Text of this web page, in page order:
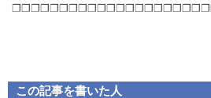
この記事を書いた人